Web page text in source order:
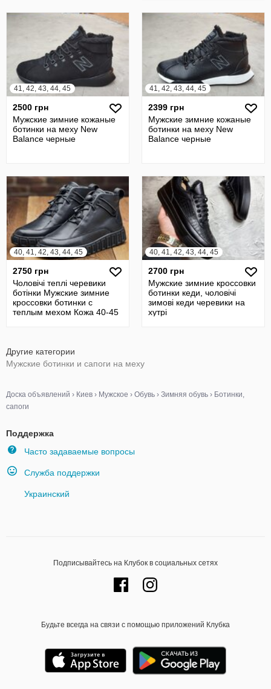
41, 42, 43, 44, 45
2500 грн
Мужские зимние кожаные
ботинки на меху New
Balance черные
41, 42, 43, 44, 45
2399 грн
Мужские зимние кожаные
ботинки на меху New
Balance черные
40, 41, 42, 43, 44, 45
2750 грн
Чоловічі теплі черевики
ботінки Мужские зимние
кроссовки ботинки с
теплым мехом Кожа 40-45
40, 41, 42, 43, 44, 45
2700 грн
Мужские зимние кроссовки
ботинки кеди, чоловічі
зимові кеди черевики на
хутрі
Другие категории
Мужские ботинки и сапоги на меху
Доска объявлений › Киев › Мужское › Обувь › Зимняя обувь › Ботинки,
сапоги
Поддержка
Часто задаваемые вопросы
Служба поддержки
Украинский
Подписывайтесь на Клубок в социальных сетях
Будьте всегда на связи с помощью приложений Клубка